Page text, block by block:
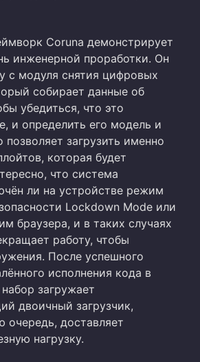
Coruna демонстрирует
инженерной проработки. Он
с модуля снятия цифровых
собирает данные об
убедиться, что это
и определить его модель и
загрузить именно
которая будет
что система
ли на устройстве режим
Lockdown Mode или
браузера, и в таких случаях
работу, чтобы
После успешного
исполнения кода в
загружает
двоичный загрузчик,
очередь, доставляет
нагрузку.